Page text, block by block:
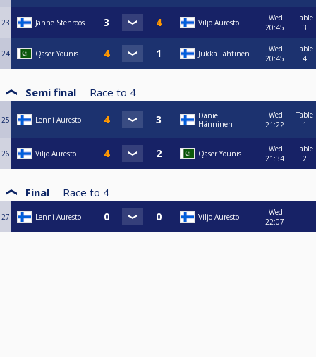
23 Janne Stenroos Viljo Auresto
Wed
20:45
Table
3
24 Qaser Younis Jukka Tähtinen
Wed
20:45
Table
4
Semi final Race to 4
25 Lenni Auresto
Daniel
Hänninen
Wed
21:22
Table
1
26 Viljo Auresto Qaser Younis
Wed
21:34
Table
2
Final Race to 4
27 Lenni Auresto Viljo Auresto
Wed
22:07